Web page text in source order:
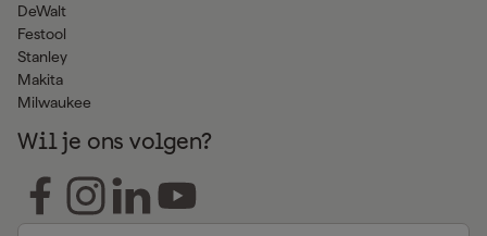
DeWalt
Festool
Stanley
Makita
Milwaukee
Wil je ons volgen?